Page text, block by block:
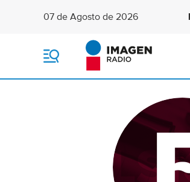
07 de Agosto de 2026
e